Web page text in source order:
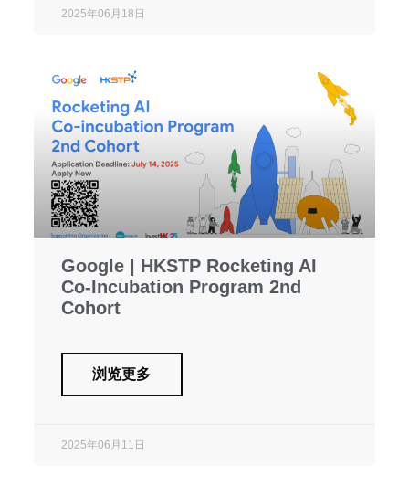
2025年06月18日
Google | HKSTP Rocketing AI
Co-Incubation Program 2nd
Cohort
浏览更多
2025年06月11日